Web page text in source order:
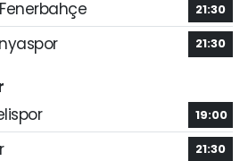
21:30
21:30
19:00
21:30